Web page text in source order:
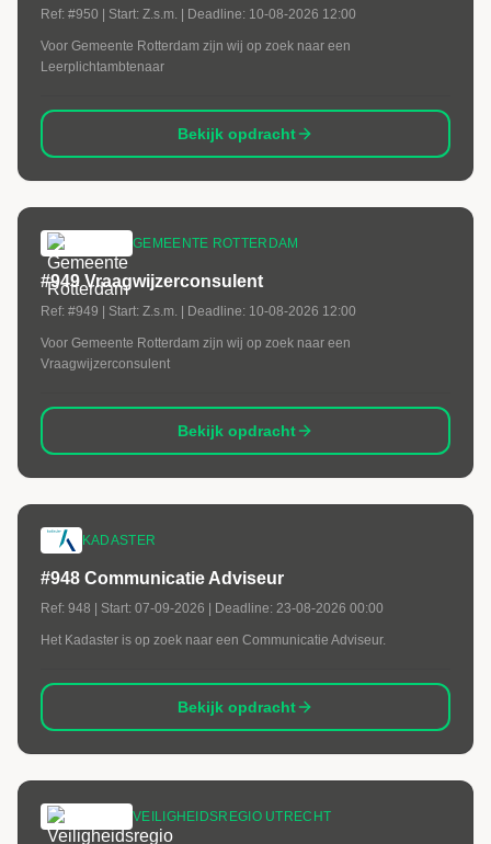
Ref: #950 | Start: Z.s.m. | Deadline: 10-08-2026 12:00
Voor Gemeente Rotterdam zijn wij op zoek naar een
Leerplichtambtenaar
Bekijk opdracht
GEMEENTE ROTTERDAM
#949 Vraagwijzerconsulent
Ref: #949 | Start: Z.s.m. | Deadline: 10-08-2026 12:00
Voor Gemeente Rotterdam zijn wij op zoek naar een
Vraagwijzerconsulent
Bekijk opdracht
KADASTER
#948 Communicatie Adviseur
Ref: 948 | Start: 07-09-2026 | Deadline: 23-08-2026 00:00
Het Kadaster is op zoek naar een Communicatie Adviseur.
Bekijk opdracht
VEILIGHEIDSREGIO UTRECHT